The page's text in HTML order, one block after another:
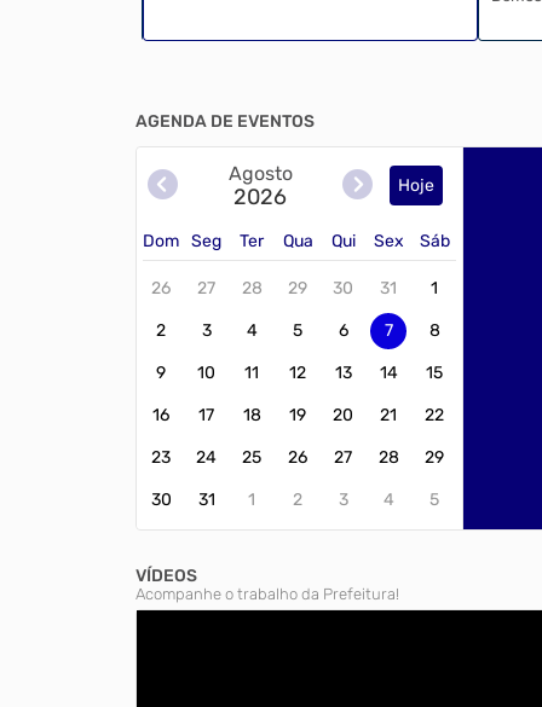
(quarta-feira)
AGENDA DE EVENTOS
Agosto
2026 Hoje
Dom Seg Ter Qua Qui Sex Sáb
26 27 28 29 30 31 1
2 3 4 5 6 7 8
9 10 11 12 13 14 15
16 17 18 19 20 21 22
23 24 25 26 27 28 29
30 31 1 2 3 4 5
VÍDEOS
Acompanhe o trabalho da Prefeitura!